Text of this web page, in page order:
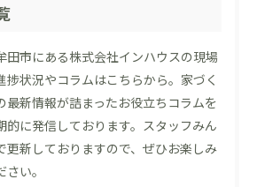
田市にある株式会社インハウスの現場
捗状況やコラムはこちらから。家づく
最新情報が詰まったお役立ちコラムを
的に発信しております。スタッフみん
更新しておりますので、ぜひお楽しみ
さい。